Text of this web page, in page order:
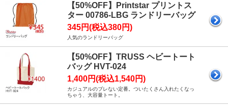
【50%OFF】Printstar プリントス
ター 00786-LBG ランドリーバッグ
345円(税込380円)
人気のランドリーバッグ
【50%OFF】TRUSS ヘビートート
バッグ HVT-024
1,400円(税込1,540円)
カジュアルのブレない定番。ついたくさん入れたくなっ
ちゃう、大容量トート。